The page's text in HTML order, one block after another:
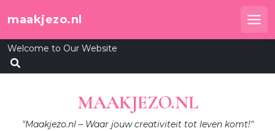
tomaakjezo.nl
Welcome to Our Website
MAAKJEZO.NL
"Maakjezo.nl – Waar jouw creativiteit tot leven komt!"